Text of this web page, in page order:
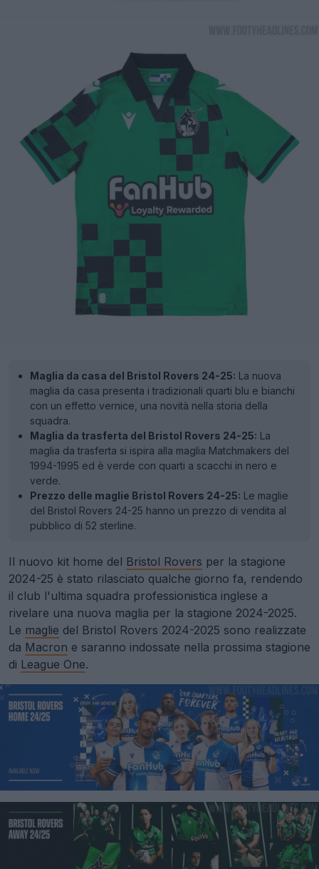
Maglia da casa del Bristol Rovers 24-25: La nuova
maglia da casa presenta i tradizionali quarti blu e bianchi
con un effetto vernice, una novità nella storia della
squadra.
Maglia da trasferta del Bristol Rovers 24-25: La
maglia da trasferta si ispira alla maglia Matchmakers del
1994-1995 ed è verde con quarti a scacchi in nero e
verde.
Prezzo delle maglie Bristol Rovers 24-25: Le maglie
del Bristol Rovers 24-25 hanno un prezzo di vendita al
pubblico di 52 sterline.
Il nuovo kit home del Bristol Rovers per la stagione
2024-25 è stato rilasciato qualche giorno fa, rendendo
il club l'ultima squadra professionistica inglese a
rivelare una nuova maglia per la stagione 2024-2025.
Le maglie del Bristol Rovers 2024-2025 sono realizzate
da Macron e saranno indossate nella prossima stagione
di League One.